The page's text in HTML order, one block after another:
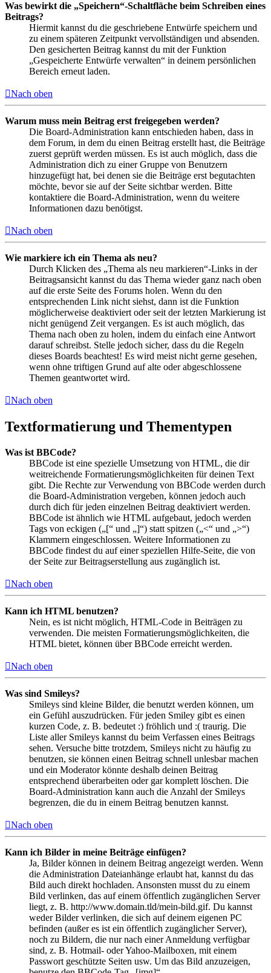
Was bewirkt die „Speichern“-Schaltfläche beim Schreiben eines
Beitrags?
Hiermit kannst du die geschriebene Entwürfe speichern und
zu einem späteren Zeitpunkt vervollständigen und absenden.
Den gesicherten Beitrag kannst du mit der Funktion
„Gespeicherte Entwürfe verwalten“ in deinem persönlichen
Bereich erneut laden.
Nach oben
Warum muss mein Beitrag erst freigegeben werden?
Die Board-Administration kann entschieden haben, dass in
dem Forum, in dem du einen Beitrag erstellt hast, die Beiträge
zuerst geprüft werden müssen. Es ist auch möglich, dass die
Administration dich zu einer Gruppe von Benutzern
hinzugefügt hat, bei denen sie die Beiträge erst begutachten
möchte, bevor sie auf der Seite sichtbar werden. Bitte
kontaktiere die Board-Administration, wenn du weitere
Informationen dazu benötigst.
Nach oben
Wie markiere ich ein Thema als neu?
Durch Klicken des „Thema als neu markieren“-Links in der
Beitragsansicht kannst du das Thema wieder ganz nach oben
auf die erste Seite des Forums holen. Wenn du den
entsprechenden Link nicht siehst, dann ist die Funktion
möglicherweise deaktiviert oder seit der letzten Markierung ist
nicht genügend Zeit vergangen. Es ist auch möglich, das
Thema nach oben zu holen, indem du einfach eine Antwort
darauf schreibst. Stelle jedoch sicher, dass du die Regeln
dieses Boards beachtest! Es wird meist nicht gerne gesehen,
wenn ohne triftigen Grund auf alte oder abgeschlossene
Themen geantwortet wird.
Nach oben
Textformatierung und Thementypen
Was ist BBCode?
BBCode ist eine spezielle Umsetzung von HTML, die dir
weitreichende Formatierungsmöglichkeiten für deinen Text
gibt. Die Rechte zur Verwendung von BBCode werden durch
die Board-Administration vergeben, können jedoch auch
durch dich für jeden einzelnen Beitrag deaktiviert werden.
BBCode ist ähnlich wie HTML aufgebaut, jedoch werden
Tags von eckigen („[“ und „]“) statt spitzen („<“ und „>“)
Klammern eingeschlossen. Weitere Informationen zu
BBCode findest du auf einer speziellen Hilfe-Seite, die von
der Seite zur Beitragserstellung aus zugänglich ist.
Nach oben
Kann ich HTML benutzen?
Nein, es ist nicht möglich, HTML-Code in Beiträgen zu
verwenden. Die meisten Formatierungsmöglichkeiten, die
HTML bietet, können über BBCode erreicht werden.
Nach oben
Was sind Smileys?
Smileys sind kleine Bilder, die benutzt werden können, um
ein Gefühl auszudrücken. Für jeden Smiley gibt es einen
kurzen Code, z. B. bedeutet :) fröhlich und :( traurig. Die
Liste aller Smileys kannst du beim Verfassen eines Beitrags
sehen. Versuche bitte trotzdem, Smileys nicht zu häufig zu
benutzen, sie können einen Beitrag schnell unlesbar machen
und ein Moderator könnte deshalb deinen Beitrag
entsprechend überarbeiten oder gar komplett löschen. Die
Board-Administration kann auch die Anzahl der Smileys
begrenzen, die du in einem Beitrag benutzen kannst.
Nach oben
Kann ich Bilder in meine Beiträge einfügen?
Ja, Bilder können in deinem Beitrag angezeigt werden. Wenn
die Administration Dateianhänge erlaubt hat, kannst du das
Bild auch direkt hochladen. Ansonsten musst du zu einem
Bild verlinken, das auf einem öffentlich zugänglichen Server
liegt, z. B. http://www.domain.tld/mein-bild.gif. Du kannst
weder Bilder verlinken, die sich auf deinem eigenen PC
befinden (außer es ist ein öffentlich zugänglicher Server),
noch zu Bildern, die nur nach einer Anmeldung verfügbar
sind, z. B. Hotmail- oder Yahoo-Mailboxen, mit einem
Passwort geschützte Seiten usw. Um das Bild anzuzeigen,